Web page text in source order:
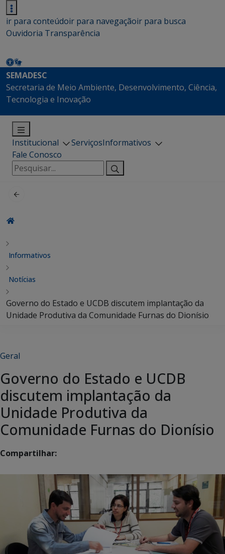
ir para conteúdoir para navegaçãoir para busca
Ouvidoria Transparência
SEMADESC
Secretaria de Meio Ambiente, Desenvolvimento, Ciência,
Tecnologia e Inovação
Institucional ServiçosInformativos
Fale Conosco
Pesquisar
por:
Informativos
Notícias
Governo do Estado e UCDB discutem implantação da
Unidade Produtiva da Comunidade Furnas do Dionísio
Geral
Governo do Estado e UCDB
discutem implantação da
Unidade Produtiva da
Comunidade Furnas do Dionísio
Compartilhar: